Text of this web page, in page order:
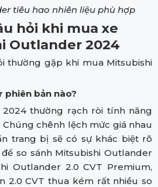
tiêu hao nhiên liệu phù hợp
hỏi khi mua xe
Outlander 2024
thường gặp khi mua Mitsubishi
phiên bản nào?
2024 thường rạch ròi tính năng
Chúng chênh lệch mức giá nhau
trang bị sẽ có sự khác biệt rõ
so sánh Mitsubishi Outlander
Outlander 2.0 CVT Premium,
2.0 CVT thua kém rất nhiều so